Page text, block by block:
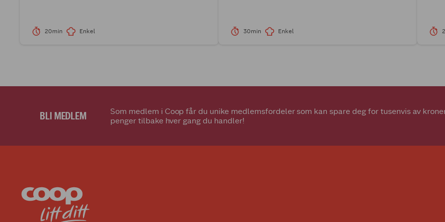
20min Enkel 30min Enkel
BLI MEDLEM
Som medlem i Coop får du unike medlemsfordeler som kan spare deg for tusenvis av
penger tilbake hver gang du handler!